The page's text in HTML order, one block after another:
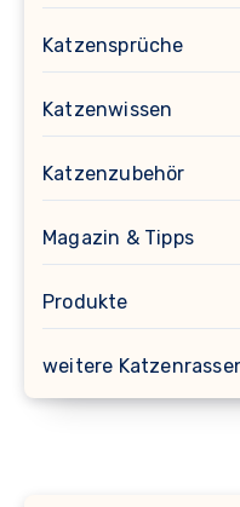
Katzensprüche
Katzenwissen
Katzenzubehör
Magazin & Tipps
Produkte
weitere